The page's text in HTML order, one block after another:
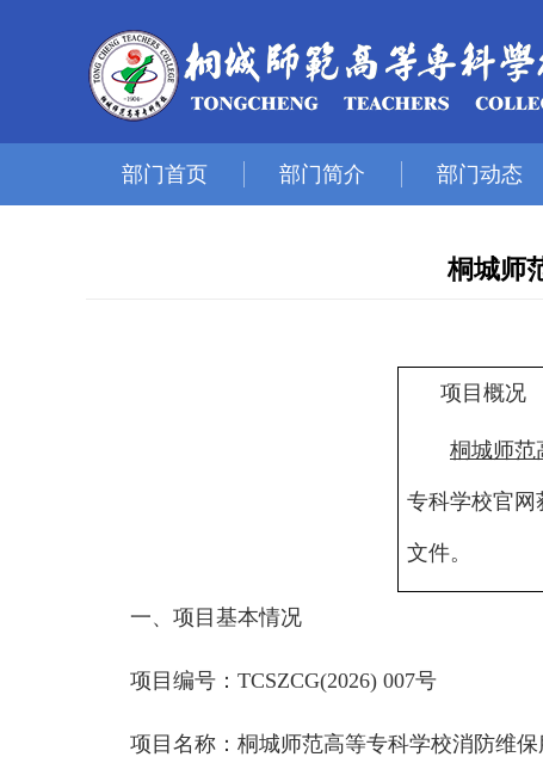
部门首页 部门简介 部门动态
桐城师
项目概况
桐城师范
专科学校官网
文件。
一、项目基本情况
项目编号： TCSZCG(2026) 007号
项目名称： 桐城师范高等专科学校消防维保